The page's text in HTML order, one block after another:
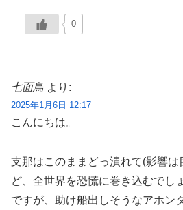
0
七面鳥 より:
2025年1月6日 12:17
こんにちは。
支那はこのままどっ潰れて(影響は
ど、全世界を恐慌に巻き込むでし
ですが、助け船出しそうなアホン